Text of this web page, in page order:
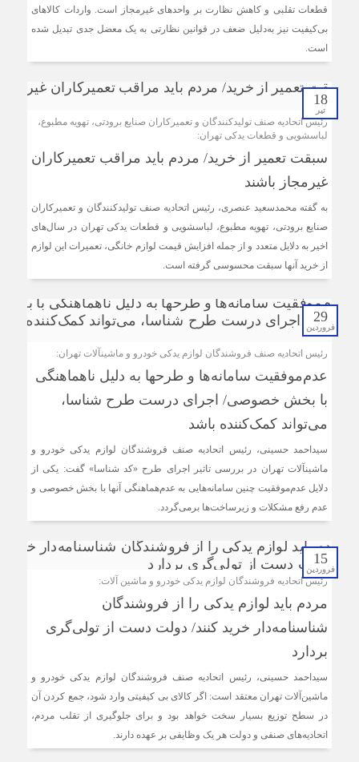
قطعات تقلبی و کاهش نظارت بر واحدهای غیرمجاز است. واردات کالاهای
بی‌کیفیت نیز به‌دلیل ضعف در قوانین نظارتی به یک معضل جدی تبدیل شده
است.
18
تیر
رئیس اتحادیه صنف تولیدکنندگان و تعمیرکاران صنایع برودتی، تهویه مطبوع،
لباسشویی و قطعات یدکی تهران:
سبقت تعمیر از خرید/ مردم باید مراقب تعمیرکاران
غیر‌مجاز باشند
به گفته محمدسعید عنصری، رئیس اتحادیه صنف تولیدکنندگان و تعمیرکاران
صنایع برودتی، تهویه مطبوع، لباسشویی و قطعات یدکی تهران در سال‌های
اخیر به دلایل متعدد و از جمله افزایش قیمت لوازم خانگی، تعمیرات این لوازم
از خرید آنها سبقت محسوسی گرفته است.
29
فروردین
رئیس اتحادیه صنف فروشندگان لوازم یدکی خودرو و ماشین‎آلات تهران:
عدم‌موفقیت سامانه‌ها و طرح‎ها به‌ دلیل ناهماهنگی
با بخش خصوصی/ اجرای درست طرح شناسا،
می‌تواند کمک‌کننده باشد
سیداحمد حسینی، رئیس اتحادیه صنف فروشندگان لوازم یدکی خودرو و
ماشین‎آلات تهران در بررسی تاثیر اجرای طرح «کد شناسا» گفت: یکی از
دلایل عدم‌موفقیت چنین سامانه‌هایی به عدم‌هماهنگی آنها با بخش خصوصی و
عدم ‌رفع مشکلات و زیرساخت‌ها برمی‌گردد.
15
فروردین
رئیس اتحادیه فروشندگان لوازم یدکی خودرو و ماشین آلات:
مردم باید لوازم یدکی را از فروشندگان
شناسنامه‌دار خرید کنند/ دولت دست از تولی‌گری
بردارد
سیداحمد حسینی، رئیس اتحادیه صنف فروشندگان لوازم یدکی خودرو و
ماشین‌آلات تهران معتقد است: اگر کالای بی کیفیتی وارد شود، جمع کردن آن
در سطح توزیع بسیار سخت خواهد بود و برای جلوگیری از تقلب مردم،
اتحادیه‌های صنفی و دولت هر یک وظایفی بر عهده دارند.